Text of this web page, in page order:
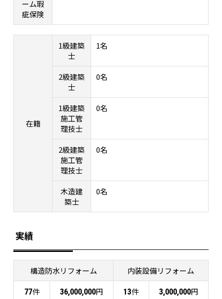
ーム瑕
疵保険
在籍
1級建築
士
1名
2級建築
士
0名
1級建築
施工管
理技士
0名
2級建築
施工管
理技士
0名
木造建
築士
0名
実績
構造防水リフォーム 内装設備リフォーム
77件 36,000,000円 13件 3,000,000円